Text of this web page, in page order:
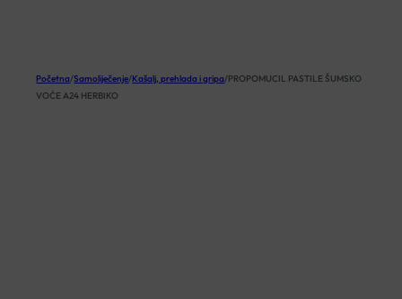
Početna/Samoliječenje/Kašalj, prehlada i gripa/PROPOMUCIL PASTILE ŠUMSKO
VOĆE A24 HERBIKO